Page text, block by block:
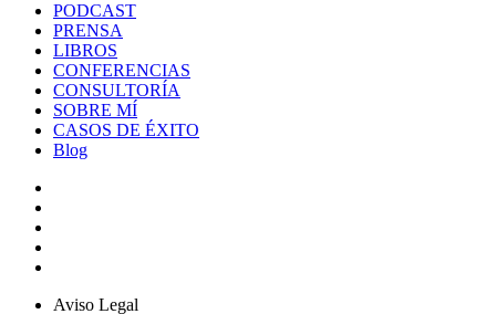
PODCAST
PRENSA
LIBROS
CONFERENCIAS
CONSULTORÍA
SOBRE MÍ
CASOS DE ÉXITO
Blog
Aviso Legal